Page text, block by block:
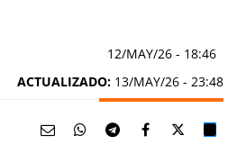
12/MAY/26 - 18:46
ACTUALIZADO: 13/MAY/26 - 23:48